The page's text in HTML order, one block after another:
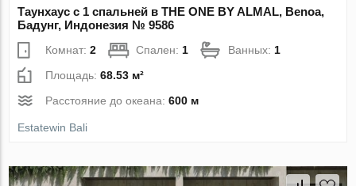
Таунхаус с 1 спальней в THE ONE BY ALMAL, Benoa,
Бадунг, Индонезия № 9586
Комнат:2 Спален: 1 Ванных: 1
Площадь:68.53 м²
Расстояние до океана:600 м
Estatewin Bali